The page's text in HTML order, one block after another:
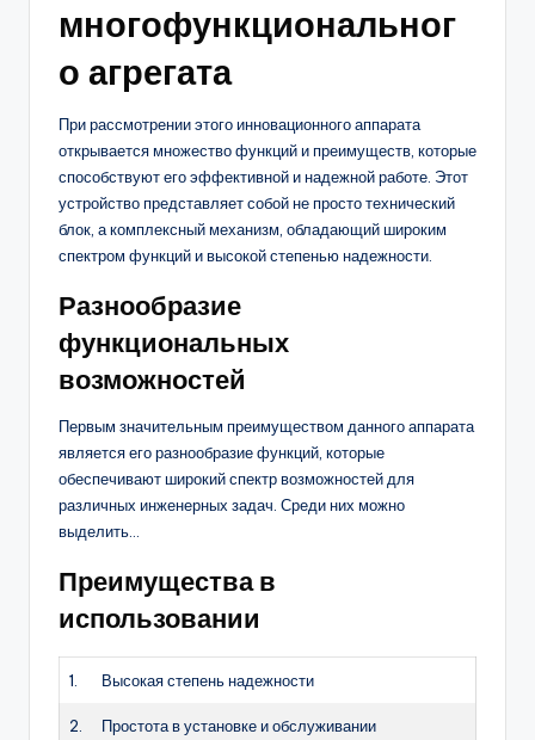
многофункциональног
о агрегата
При рассмотрении этого инновационного аппарата
открывается множество функций и преимуществ, которые
способствуют его эффективной и надежной работе. Этот
устройство представляет собой не просто технический
блок, а комплексный механизм, обладающий широким
спектром функций и высокой степенью надежности.
Разнообразие
функциональных
возможностей
Первым значительным преимуществом данного аппарата
является его разнообразие функций, которые
обеспечивают широкий спектр возможностей для
различных инженерных задач. Среди них можно
выделить…
Преимущества в
использовании
1. Высокая степень надежности
2. Простота в установке и обслуживании